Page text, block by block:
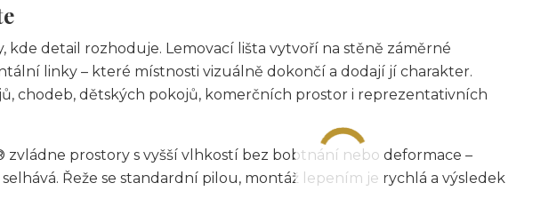
kde detail rozhoduje. Lemovací lišta vytvoří na stěně záměrné
linky – které místnosti vizuálně dokončí a dodají jí charakter.
chodeb, dětských pokojů, komerčních prostor i reprezentativních
prostory s vyšší vlhkostí bez bobtnání nebo deformace –
Řeže se standardní pilou, montáž lepením je rychlá a výsledek